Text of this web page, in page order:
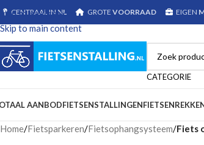
Skip to navigation
Skip to main content
CENTRAAL IN NL GROTE VOORRAAD EIGEN
CATEGORIE
AANBODFIETSENSTALLINGEN
Home/Fietsparkeren/Fietsophangsysteem/Fiets